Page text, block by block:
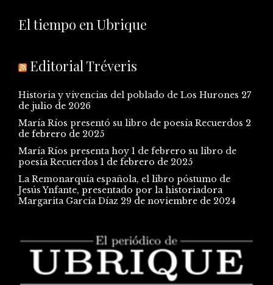
El tiempo en Ubrique
Editorial Tréveris
Historia y vivencias del poblado de Los Hurones 27
de julio de 2026
María Ríos presentó su libro de poesía Recuerdos 2
de febrero de 2025
María Ríos presenta hoy 1 de febrero su libro de
poesía Recuerdos 1 de febrero de 2025
La Remonarquía española, el libro póstumo de
Jesús Ynfante, presentado por la historiadora
Margarita García Díaz 29 de noviembre de 2024